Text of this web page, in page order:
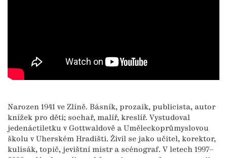
Narozen 1941 ve Zlíně. Básník, prozaik, publicista, autor
knížek pro děti; sochař, malíř, kreslíř. Vystudoval
jedenáctiletku v Gottwaldově a Uměleckoprůmyslovou
školu v Uherském Hradišti. Živil se jako učitel, korektor,
kulisák, topič, jevištní mistr a scénograf. V letech 1997–